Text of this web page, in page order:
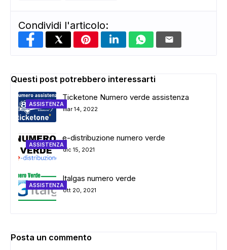
Condividi l'articolo:
Questi post potrebbero interessarti
ASSISTENZA
Ticketone Numero verde assistenza
mar 14, 2022
ASSISTENZA
e-distribuzione numero verde
dic 15, 2021
ASSISTENZA
Italgas numero verde
ott 20, 2021
Posta un commento